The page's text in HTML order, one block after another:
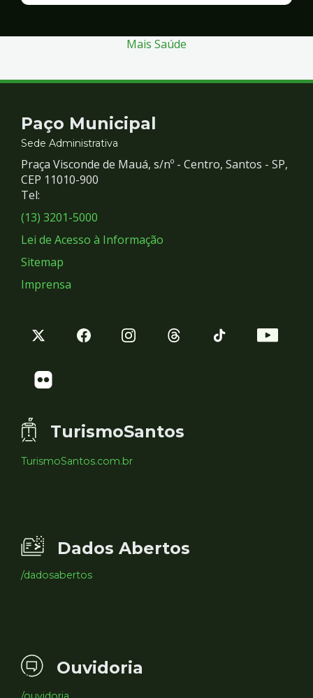
Mais Saúde
Contato
e
Redes
Sociais
Paço Municipal
Sede Administrativa
Praça Visconde de Mauá, s/nº - Centro, Santos - SP,
CEP 11010-900
Tel:
(13) 3201-5000
Lei de Acesso à Informação
Sitemap
Imprensa
TurismoSantos
TurismoSantos.com.br
Dados Abertos
/dadosabertos
Ouvidoria